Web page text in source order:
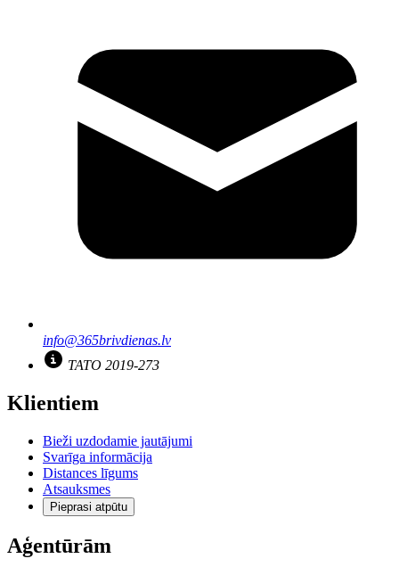
info@365brivdienas.lv
TATO 2019-273
Klientiem
Bieži uzdodamie jautājumi
Svarīga informācija
Distances līgums
Atsauksmes
Pieprasi atpūtu
Aģentūrām